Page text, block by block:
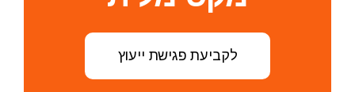
לקביעת פגישת ייעוץ